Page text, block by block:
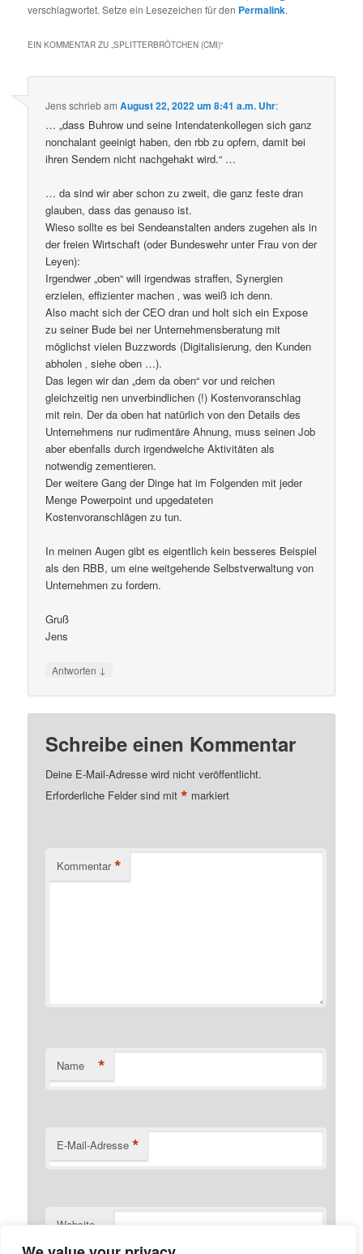
verschlagwortet. Setze ein Lesezeichen für den Permalink.
EIN KOMMENTAR ZU „SPLITTERBRÖTCHEN (CMI)“
JensschriebamAugust 22, 2022 um 8:41 a.m. Uhr:
… „dass Buhrow und seine Intendatenkollegen sich ganz
nonchalant geeinigt haben, den rbb zu opfern, damit bei
ihren Sendern nicht nachgehakt wird.“ …
… da sind wir aber schon zu zweit, die ganz feste dran
glauben, dass das genauso ist.
Wieso sollte es bei Sendeanstalten anders zugehen als in
der freien Wirtschaft (oder Bundeswehr unter Frau von der
Leyen):
Irgendwer „oben“ will irgendwas straffen, Synergien
erzielen, effizienter machen ‚ was weiß ich denn.
Also macht sich der CEO dran und holt sich ein Expose
zu seiner Bude bei ner Unternehmensberatung mit
möglichst vielen Buzzwords (Digitalisierung, den Kunden
abholen ‚ siehe oben …).
Das legen wir dan „dem da oben“ vor und reichen
gleichzeitig nen unverbindlichen (!) Kostenvoranschlag
mit rein. Der da oben hat natürlich von den Details des
Unternehmens nur rudimentäre Ahnung, muss seinen Job
aber ebenfalls durch irgendwelche Aktivitäten als
notwendig zementieren.
Der weitere Gang der Dinge hat im Folgenden mit jeder
Menge Powerpoint und upgedateten
Kostenvoranschlägen zu tun.
In meinen Augen gibt es eigentlich kein besseres Beispiel
als den RBB, um eine weitgehende Selbstverwaltung von
Unternehmen zu fordern.
Gruß
Jens
Antworten ↓
Schreibe einen Kommentar
Deine E-Mail-Adresse wird nicht veröffentlicht.
Erforderliche Felder sind mit* markiert
Kommentar *
Name *
E-Mail-Adresse *
Website